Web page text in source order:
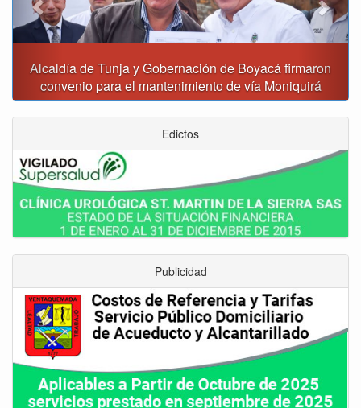
Alcaldía de Tunja y Gobernación de Boyacá firmaron
convenio para el mantenimiento de vía Moniquirá
Edictos
Publicidad